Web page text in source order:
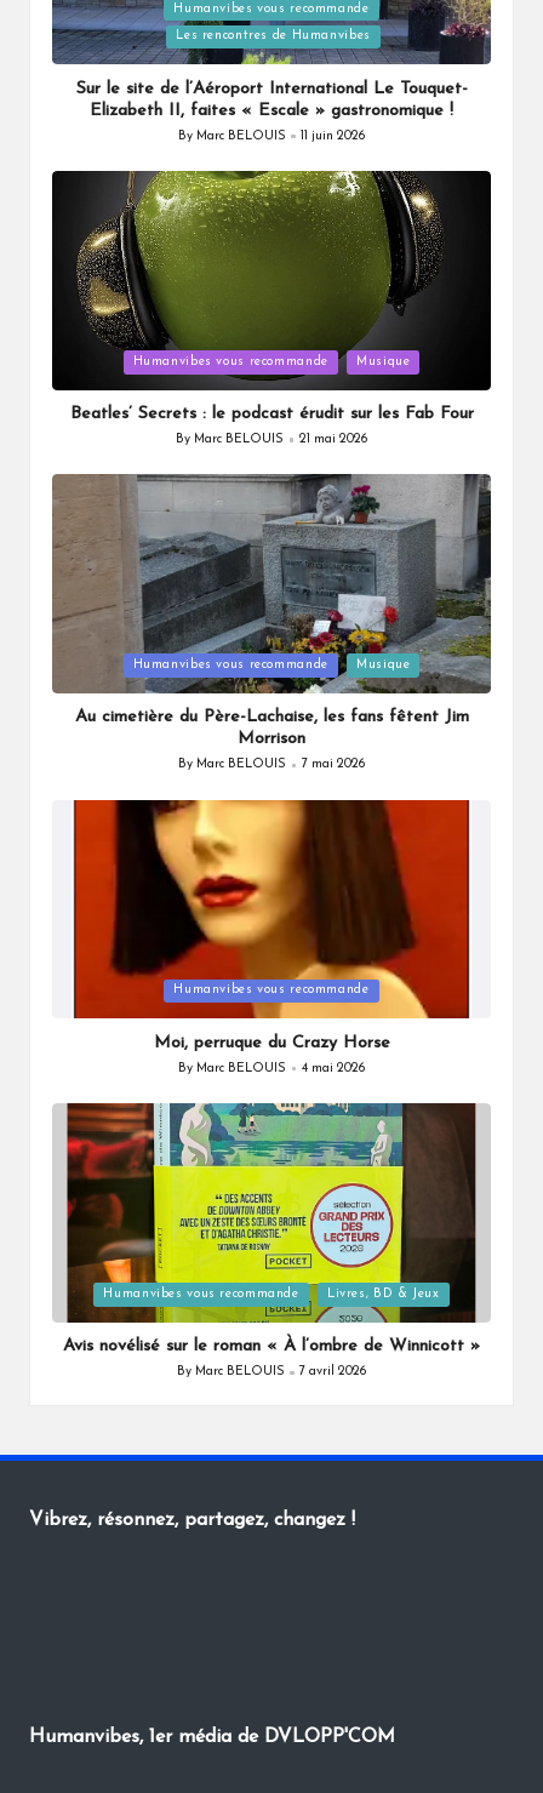
Posted
in
Humanvibes vous recommande
Les rencontres de Humanvibes
Sur le site de l’Aéroport International Le Touquet-
Elizabeth II, faites « Escale » gastronomique !
Posted
By Marc BELOUIS 11 juin 2026
in
Humanvibes vous recommande Musique
Beatles’ Secrets : le podcast érudit sur les Fab Four
Posted
By Marc BELOUIS 21 mai 2026
in
Humanvibes vous recommande Musique
Au cimetière du Père-Lachaise, les fans fêtent Jim
Morrison
Posted
By Marc BELOUIS 7 mai 2026
in
Humanvibes vous recommande
Moi, perruque du Crazy Horse
Posted
By Marc BELOUIS 4 mai 2026
Posted
in
Humanvibes vous recommande Livres, BD & Jeux
Avis novélisé sur le roman « À l’ombre de Winnicott »
Posted
By Marc BELOUIS 7 avril 2026
Vibrez, résonnez, partagez, changez !
Humanvibes, 1er média de DVLOPP'COM